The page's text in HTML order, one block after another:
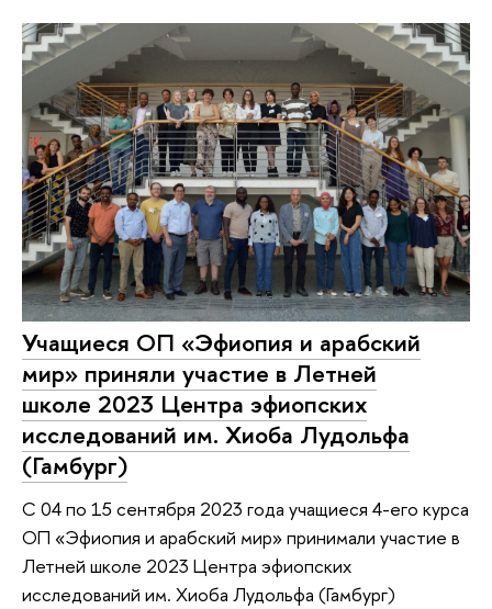
Учащиеся ОП «Эфиопия и арабский
мир» приняли участие в Летней
школе 2023 Центра эфиопских
исследований им. Хиоба Лудольфа
(Гамбург)
C 04 по 15 сентября 2023 года учащиеся 4-его курса
ОП «Эфиопия и арабский мир» принимали участие в
Летней школе 2023 Центра эфиопских
исследований им. Хиоба Лудольфа (Гамбург)